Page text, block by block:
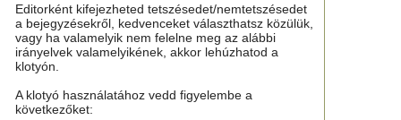
Editorként kifejezheted tetszésedet/nemtetszésedet
a bejegyzésekről, kedvenceket választhatsz közülük,
vagy ha valamelyik nem felelne meg az alábbi
irányelvek valamelyikének, akkor lehúzhatod a
klotyón.
A klotyó használatához vedd figyelembe a
következőket: